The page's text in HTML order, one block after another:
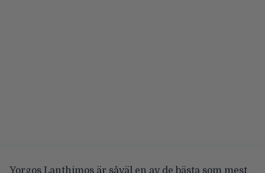
Yorgos Lanthimos är såväl en av de bästa som mest